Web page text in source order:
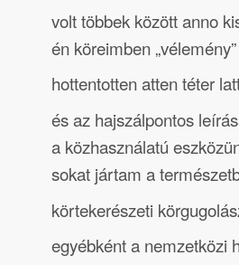
volt többek között anno
én köreimben
hottentotten atten téter
és az hajszálpontos
a közhasználatú
sokat jártam a
körtekerészeti
egyébként a nemzetközi